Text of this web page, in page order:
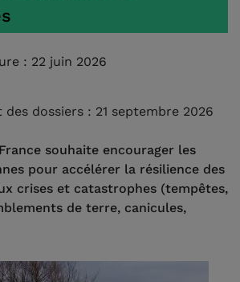
: 22 juin 2026
dossiers : 21 septembre 2026
souhaite encourager les
pour accélérer la résilience des
crises et catastrophes (tempêtes,
de terre, canicules,